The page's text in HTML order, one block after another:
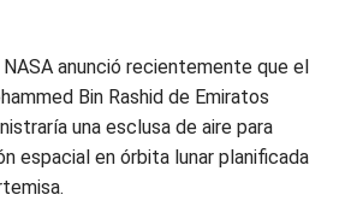
anunció recientemente que el
Bin Rashid de Emiratos
una esclusa de aire para
espacial en órbita lunar planificada